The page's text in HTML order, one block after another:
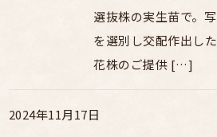
選抜株の実生苗で。
を選別し交配作出し
花株のご提供 […]
2024年11月17日